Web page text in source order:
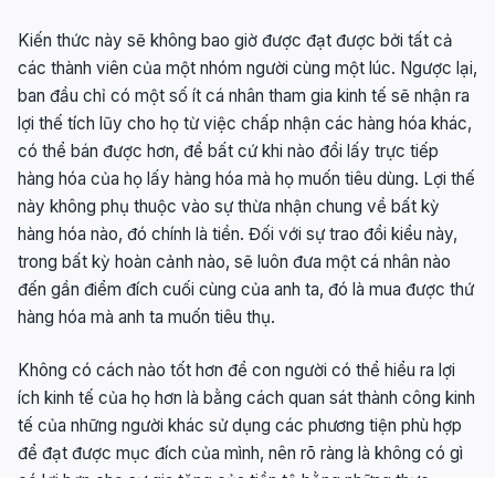
Kiến thức này sẽ không bao giờ được đạt được bởi tất cả
các thành viên của một nhóm người cùng một lúc. Ngược lại,
ban đầu chỉ có một số ít cá nhân tham gia kinh tế sẽ nhận ra
lợi thế tích lũy cho họ từ việc chấp nhận các hàng hóa khác,
có thể bán được hơn, để bất cứ khi nào đổi lấy trực tiếp
hàng hóa của họ lấy hàng hóa mà họ muốn tiêu dùng. Lợi thế
này không phụ thuộc vào sự thừa nhận chung về bất kỳ
hàng hóa nào, đó chính là tiền. Đối với sự trao đổi kiểu này,
trong bất kỳ hoàn cảnh nào, sẽ luôn đưa một cá nhân nào
đến gần điểm đích cuối cùng của anh ta, đó là mua được thứ
hàng hóa mà anh ta muốn tiêu thụ.
Không có cách nào tốt hơn để con người có thể hiểu ra lợi
ích kinh tế của họ hơn là bằng cách quan sát thành công kinh
tế của những người khác sử dụng các phương tiện phù hợp
để đạt được mục đích của mình, nên rõ ràng là không có gì